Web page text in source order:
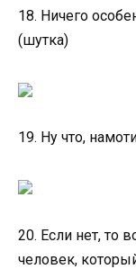
18. Ничего
(шутка)
19. Ну что,
20. Если нет, то
человек,